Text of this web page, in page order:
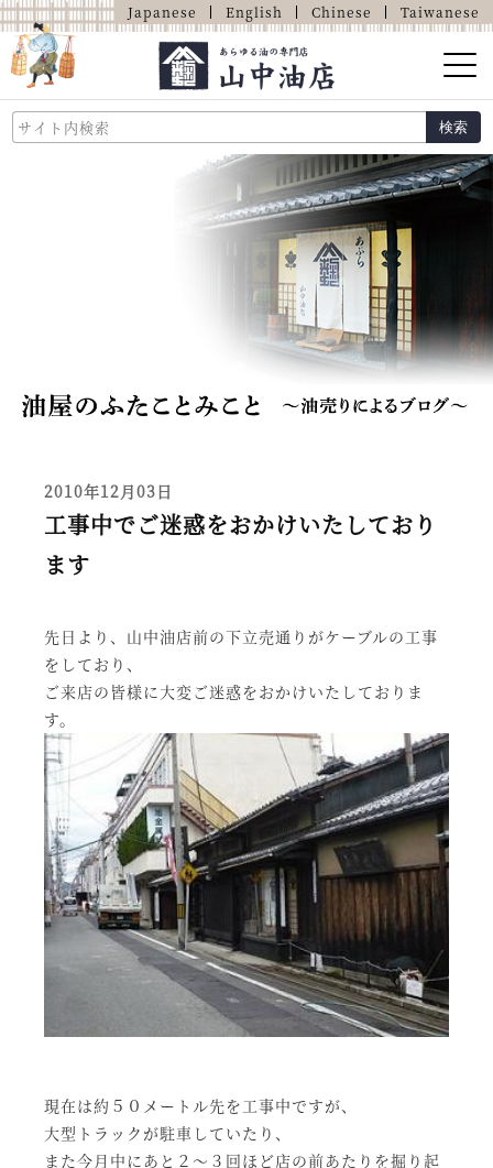
Japanese English Chinese Taiwanese
検索
山中油店的介绍
2010年12月03日
工事中でご迷惑をおかけいたしており
ます
先日より、山中油店前の下立売通りがケーブルの工事
をしており、
ご来店の皆様に大変ご迷惑をおかけいたしておりま
す。
現在は約５０メートル先を工事中ですが、
大型トラックが駐車していたり、
また今月中にあと２〜３回ほど店の前あたりを掘り起